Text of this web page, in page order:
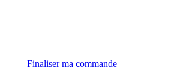
Finaliser ma commande